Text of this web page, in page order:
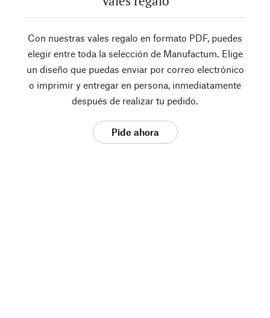
Con nuestras vales regalo en formato PDF, puedes
elegir entre toda la selección de Manufactum. Elige
un diseño que puedas enviar por correo electrónico
o imprimir y entregar en persona, inmediatamente
después de realizar tu pedido.
Pide ahora